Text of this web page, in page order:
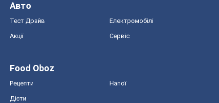
Авто
Тест Драйв Електромобілі
Акції Сервіс
Food Oboz
Рецепти Напої
Дієти